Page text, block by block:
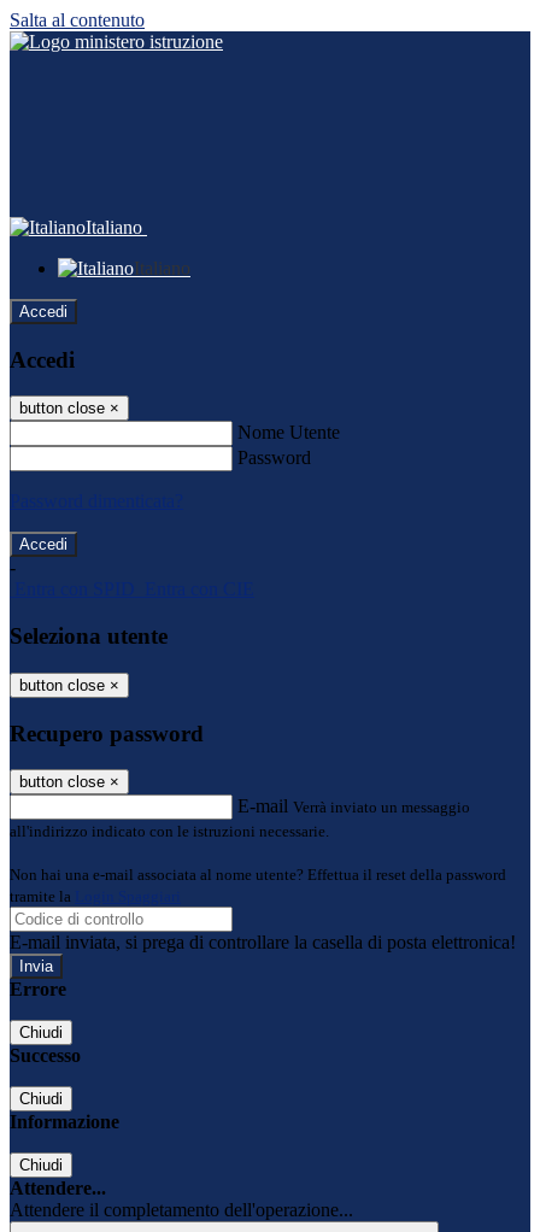
Salta al contenuto
Italiano
Italiano
Accedi
Accedi
button close ×
Nome Utente
Password
Password dimenticata?
-
Entra con SPID
Entra con CIE
Seleziona utente
button close ×
Recupero password
button close ×
E-mail Verrà inviato un messaggio
all'indirizzo indicato con le istruzioni necessarie.
Non hai una e-mail associata al nome utente? Effettua il reset della password
tramite la
Login Spaggiari
E-mail inviata, si prega di controllare la casella di posta elettronica!
Errore
Chiudi
Successo
Chiudi
Informazione
Chiudi
Attendere...
Attendere il completamento dell'operazione...